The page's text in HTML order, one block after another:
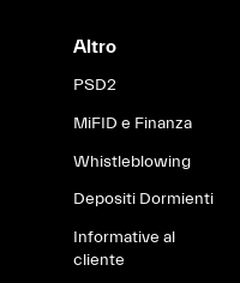
Altro
PSD2
MiFID e Finanza
Whistleblowing
Depositi Dormienti
Informative al
cliente